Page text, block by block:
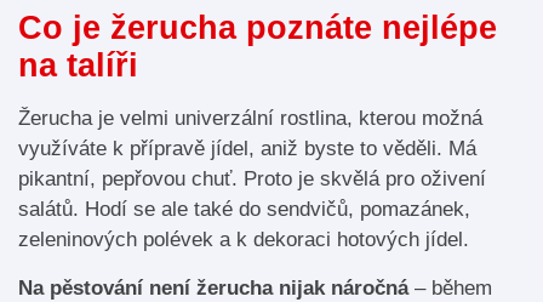
Co je žerucha poznáte nejlépe
na talíři
Žerucha je velmi univerzální rostlina, kterou možná
využíváte k přípravě jídel, aniž byste to věděli. Má
pikantní, pepřovou chuť. Proto je skvělá pro oživení
salátů. Hodí se ale také do sendvičů, pomazánek,
zeleninových polévek a k dekoraci hotových jídel.
Na pěstování není žerucha nijak náročná– během